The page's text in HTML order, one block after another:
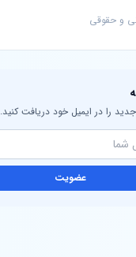
و حقوقی
را در ایمیل خود دریافت کنید.
عضویت